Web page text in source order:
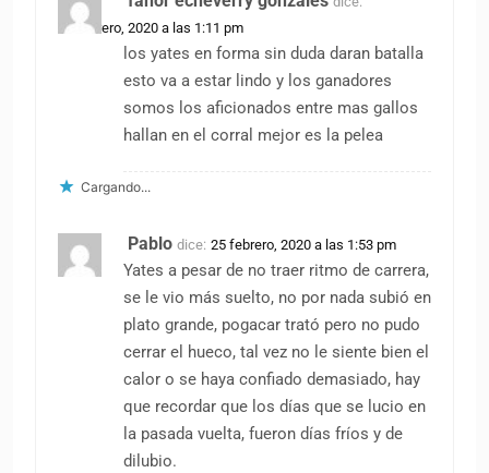
25 febrero, 2020 a las 1:11 pm
los yates en forma sin duda daran batalla
esto va a estar lindo y los ganadores
somos los aficionados entre mas gallos
hallan en el corral mejor es la pelea
Cargando...
Pablo dice: 25 febrero, 2020 a las 1:53 pm
Yates a pesar de no traer ritmo de carrera,
se le vio más suelto, no por nada subió en
plato grande, pogacar trató pero no pudo
cerrar el hueco, tal vez no le siente bien el
calor o se haya confiado demasiado, hay
que recordar que los días que se lucio en
la pasada vuelta, fueron días fríos y de
dilubio.